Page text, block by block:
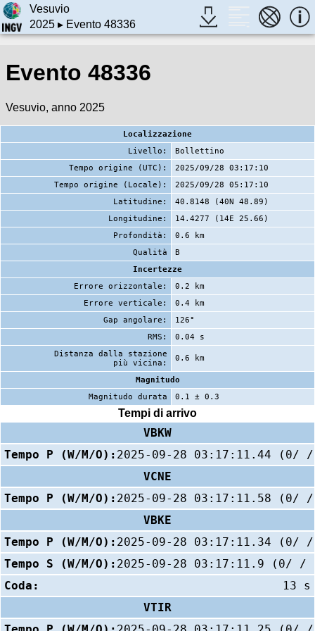
Vesuvio
2025▸ Evento 48336
Evento 48336
Vesuvio, anno 2025
Localizzazione
Livello:
Bollettino
Tempo origine (UTC):
2025/09/28 03:17:10
Tempo origine (Locale):
2025/09/28 05:17:10
Latitudine:
40.8148 (40N 48.89)
Longitudine:
14.4277 (14E 25.66)
Profondità:
0.6 km
Qualità
B
Incertezze
Errore orizzontale:
0.2 km
Errore verticale:
0.4 km
Gap angolare:
126°
RMS:
0.04 s
Distanza dalla stazione
più vicina:
0.6 km
Magnitudo
Magnitudo durata
0.1 ± 0.3
Tempi di arrivo
VBKW
Tempo P (W/M/O): 2025-09-28 03:17:11.44 (0/
VCNE
Tempo P (W/M/O): 2025-09-28 03:17:11.58 (0/
VBKE
Tempo P (W/M/O): 2025-09-28 03:17:11.34 (0/
Tempo S (W/M/O): 2025-09-28 03:17:11.9 (0/ /
Coda:
13 s
VTIR